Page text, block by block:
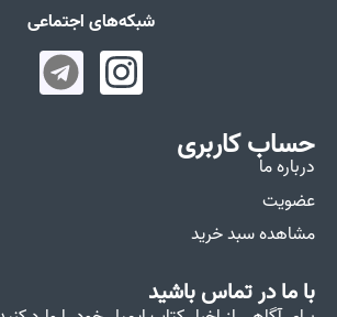
شبکه‌های اجتماعی
حساب کاربری
درباره ما
عضویت
مشاهده سبد خرید
با ما در تماس باشید